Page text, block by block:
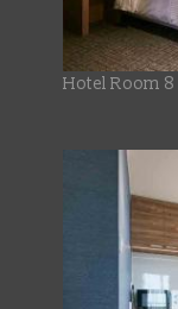
Hotel Room 8